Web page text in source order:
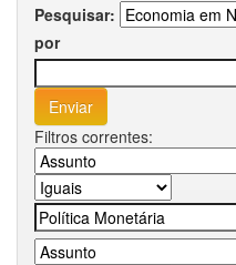
Pesquisar:
por
Filtros correntes: